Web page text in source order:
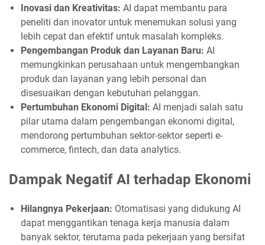
Inovasi dan Kreativitas: AI dapat membantu para
peneliti dan inovator untuk menemukan solusi yang
lebih cepat dan efektif untuk masalah kompleks.
Pengembangan Produk dan Layanan Baru: AI
memungkinkan perusahaan untuk mengembangkan
produk dan layanan yang lebih personal dan
disesuaikan dengan kebutuhan pelanggan.
Pertumbuhan Ekonomi Digital: AI menjadi salah satu
pilar utama dalam pengembangan ekonomi digital,
mendorong pertumbuhan sektor-sektor seperti e-
commerce, fintech, dan data analytics.
Dampak Negatif AI terhadap Ekonomi
Hilangnya Pekerjaan: Otomatisasi yang didukung AI
dapat menggantikan tenaga kerja manusia dalam
banyak sektor, terutama pada pekerjaan yang bersifat